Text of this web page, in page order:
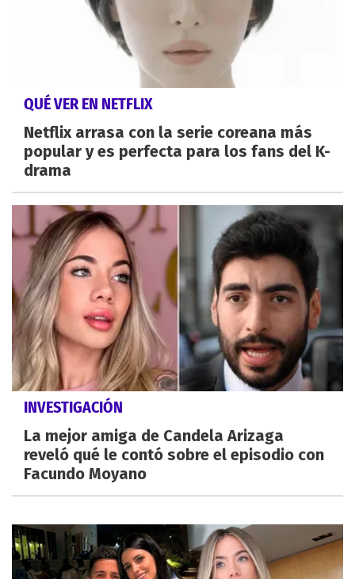
QUÉ VER EN NETFLIX
Netflix arrasa con la serie coreana más
popular y es perfecta para los fans del K-
drama
INVESTIGACIÓN
La mejor amiga de Candela Arizaga
reveló qué le contó sobre el episodio con
Facundo Moyano